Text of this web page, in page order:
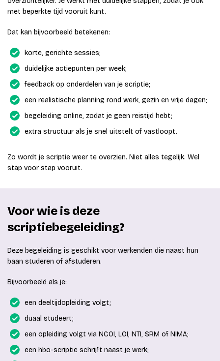
met beperkte tijd vooruit kunt.
Dat kan bijvoorbeeld betekenen:
korte, gerichte sessies;
duidelijke actiepunten per week;
feedback op onderdelen van je scriptie;
een realistische planning rond werk, gezin en vrije dagen;
begeleiding online, zodat je geen reistijd hebt;
extra structuur als je snel uitstelt of vastloopt.
Zo wordt je scriptie weer te overzien. Niet alles tegelijk. Wel
stap voor stap vooruit.
Voor wie is deze
scriptiebegeleiding?
Deze begeleiding is geschikt voor werkenden die naast hun
baan studeren of afstuderen.
Bijvoorbeeld als je:
een deeltijdopleiding volgt;
duaal studeert;
een opleiding volgt via NCOI, LOI, NTI, SRM of NIMA;
een hbo-scriptie schrijft naast je werk;